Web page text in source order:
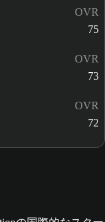
OVR
75
OVR
73
OVR
72